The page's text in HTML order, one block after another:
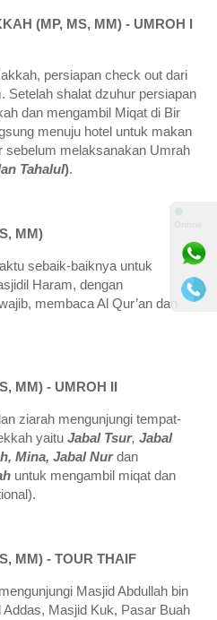
(MP, MS, MM) - UMROH I
persiapan check out dari
Setelah shalat dzuhur persiapan
dan mengambil Miqat di Bir
menuju hotel untuk makan
sebelum melaksanakan Umrah
Tahalul).
MM)
sebaik-baiknya untuk
Haram, dengan
membaca Al Qur’an dan
MM) - UMROH II
ziarah mengunjungi tempat-
yaitu Jabal Tsur, Jabal
Mina, Jabal Nurdan
untuk mengambil miqat dan
MM) - TOUR THAIF
Masjid Abdullah bin
Addas, Masjid Kuk, Pasar Buah
⚫
Online